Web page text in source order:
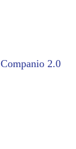
Companio 2.0